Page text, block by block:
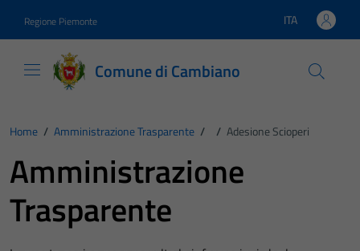
Regione Piemonte Lingua attiva:
ITA
Comune di Cambiano
Home / Amministrazione Trasparente / / Adesione Scioperi
Amministrazione
Trasparente